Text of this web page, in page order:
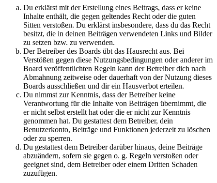
Du erklärst mit der Erstellung eines Beitrags, dass er keine
Inhalte enthält, die gegen geltendes Recht oder die guten
Sitten verstoßen. Du erklärst insbesondere, dass du das Recht
besitzt, die in deinen Beiträgen verwendeten Links und Bilder
zu setzen bzw. zu verwenden.
Der Betreiber des Boards übt das Hausrecht aus. Bei
Verstößen gegen diese Nutzungsbedingungen oder anderer im
Board veröffentlichten Regeln kann der Betreiber dich nach
Abmahnung zeitweise oder dauerhaft von der Nutzung dieses
Boards ausschließen und dir ein Hausverbot erteilen.
Du nimmst zur Kenntnis, dass der Betreiber keine
Verantwortung für die Inhalte von Beiträgen übernimmt, die
er nicht selbst erstellt hat oder die er nicht zur Kenntnis
genommen hat. Du gestattest dem Betreiber, dein
Benutzerkonto, Beiträge und Funktionen jederzeit zu löschen
oder zu sperren.
Du gestattest dem Betreiber darüber hinaus, deine Beiträge
abzuändern, sofern sie gegen o. g. Regeln verstoßen oder
geeignet sind, dem Betreiber oder einem Dritten Schaden
zuzufügen.